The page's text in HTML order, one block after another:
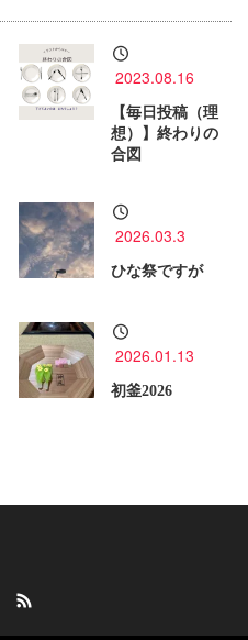
2023.08.16
【毎日投稿（理
想）】終わりの
合図
2026.03.3
ひな祭ですが
2026.01.13
初釜2026